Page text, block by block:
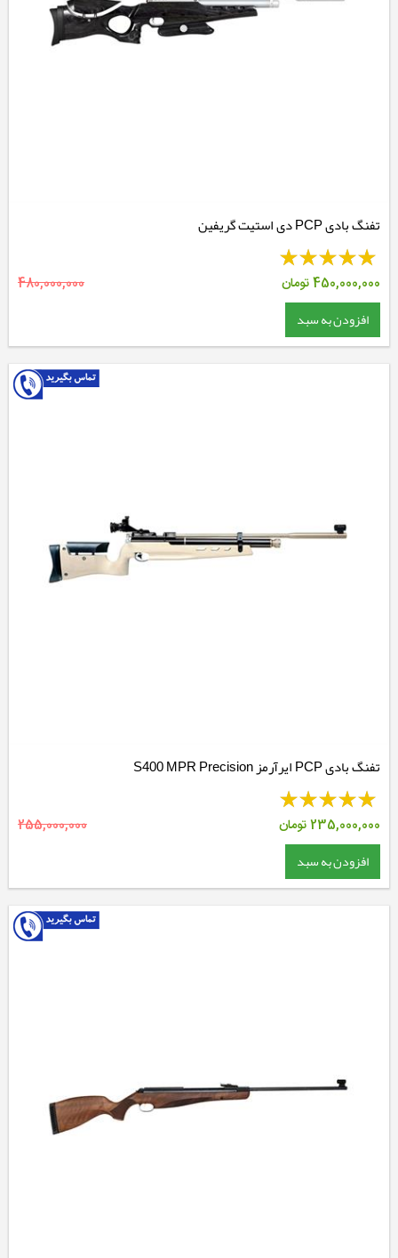
تفنگ بادی PCP دی استیت گریفین
450,000,000تومان 480,000,000
افزودن به سبد
تفنگ بادی PCP ایرآرمز S400 MPR Precision
235,000,000تومان 255,000,000
افزودن به سبد